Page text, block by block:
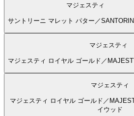
マジェスティ
サントリーニ マレット パター／
マジェスティ
マジェスティ ロイヤル ゴールド／
マジェスティ
マジェスティ ロイヤル ゴールド／
イウッド